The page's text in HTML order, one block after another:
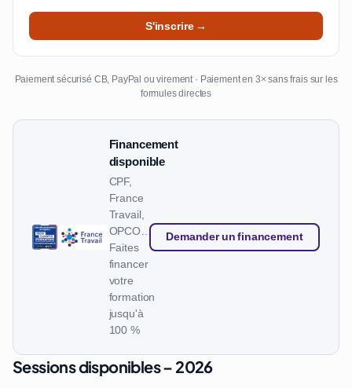
S'inscrire →
Paiement sécurisé CB, PayPal ou virement · Paiement en 3× sans frais sur les
formules directes
Financement
disponible
CPF,
France
Travail,
OPCO…
Faites
financer
votre
formation
jusqu'à
100 %
Demander un financement
Sessions disponibles – 2026